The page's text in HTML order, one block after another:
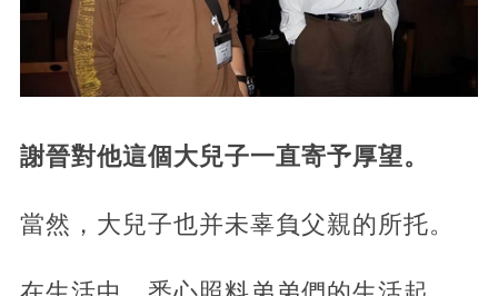
謝晉對他這個大兒子一直寄予厚望。
當然，大兒子也并未辜負父親的所托。